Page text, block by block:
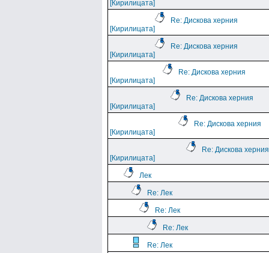
[Кирилицата]
Re: Дискова херния
[Кирилицата]
Re: Дискова херния
[Кирилицата]
Re: Дискова херния
[Кирилицата]
Re: Дискова херния
[Кирилицата]
Re: Дискова херния
[Кирилицата]
Re: Дискова херния
[Кирилицата]
Лек
Re: Лек
Re: Лек
Re: Лек
Re: Лек